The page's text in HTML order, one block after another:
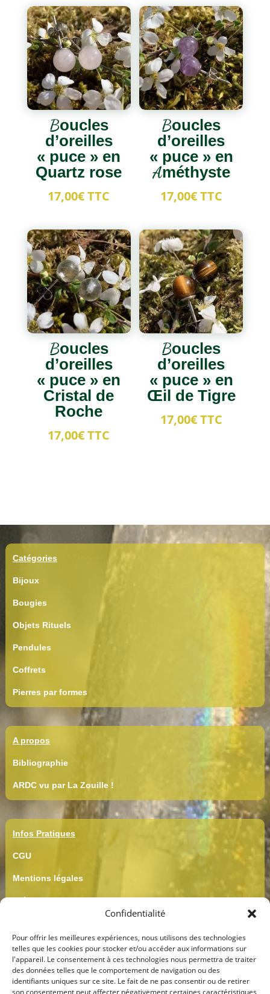
Confidentialité
Pour offrir les meilleures expériences, nous utilisons des technologies
telles que les cookies pour stocker et/ou accéder aux informations sur
l'appareil. Le consentement à ces technologies nous permettra de traiter
des données telles que le comportement de navigation ou des
identifiants uniques sur ce site. Le fait de ne pas consentir ou de retirer
son consentement peut affecter négativement certaines caractéristiques
Boucles
d’oreilles
« puce » en
Quartz rose
17,00€TTC
Boucles
d’oreilles
« puce » en
Améthyste
17,00€TTC
Boucles
d’oreilles
« puce » en
Cristal de
Roche
17,00€TTC
Boucles
d’oreilles
« puce » en
Œil de Tigre
17,00€TTC
Catégories
Bijoux
Bougies
Objets Rituels
Pendules
Coffrets
Pierres par formes
A propos
Bibliographie
ARDC vu par La Zouille !
Infos Pratiques
CGU
Mentions légales
Crédits
Confidentialité